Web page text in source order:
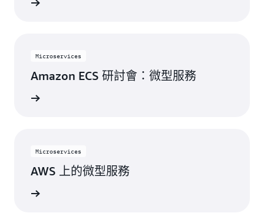
Microservices
Amazon ECS 研討會：微型服務
Microservices
AWS 上的微型服務